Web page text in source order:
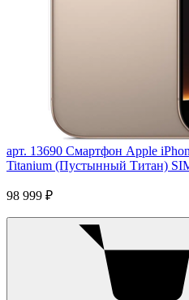
арт. 13690 Смартфон Apple
Titanium (Пустынный Титан)
98 999 ₽